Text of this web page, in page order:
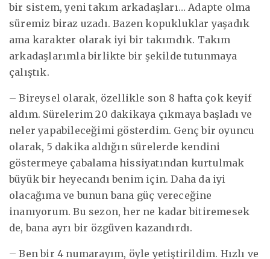
bir sistem, yeni takım arkadaşları… Adapte olma
süremiz biraz uzadı. Bazen kopukluklar yaşadık
ama karakter olarak iyi bir takımdık. Takım
arkadaşlarımla birlikte bir şekilde tutunmaya
çalıştık.
– Bireysel olarak, özellikle son 8 hafta çok keyif
aldım. Sürelerim 20 dakikaya çıkmaya başladı ve
neler yapabileceğimi gösterdim. Genç bir oyuncu
olarak, 5 dakika aldığın sürelerde kendini
göstermeye çabalama hissiyatından kurtulmak
büyük bir heyecandı benim için. Daha da iyi
olacağıma ve bunun bana güç vereceğine
inanıyorum. Bu sezon, her ne kadar bitiremesek
de, bana ayrı bir özgüven kazandırdı.
– Ben bir 4 numarayım, öyle yetiştirildim. Hızlı ve